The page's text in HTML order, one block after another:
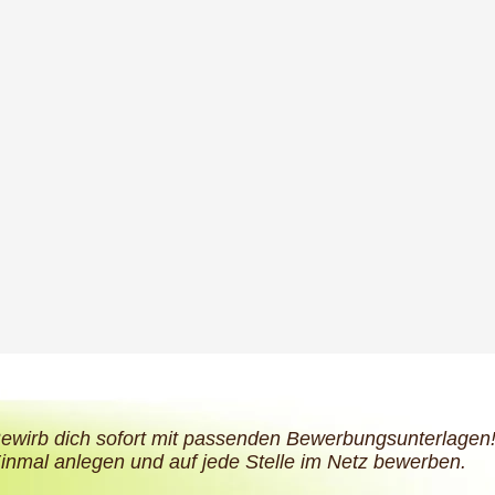
dich sofort mit passenden Bewerbungsunterlagen!
anlegen und auf jede Stelle im Netz bewerben.